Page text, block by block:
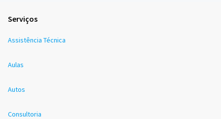
Serviços
Assistência Técnica
Aulas
Autos
Consultoria